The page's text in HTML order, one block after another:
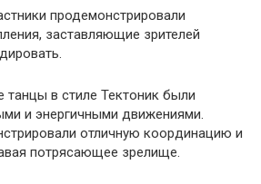
продемонстрировали
заставляющие зрителей
в стиле Тектоник были
и энергичными движениями.
отличную координацию и
потрясающее зрелище.